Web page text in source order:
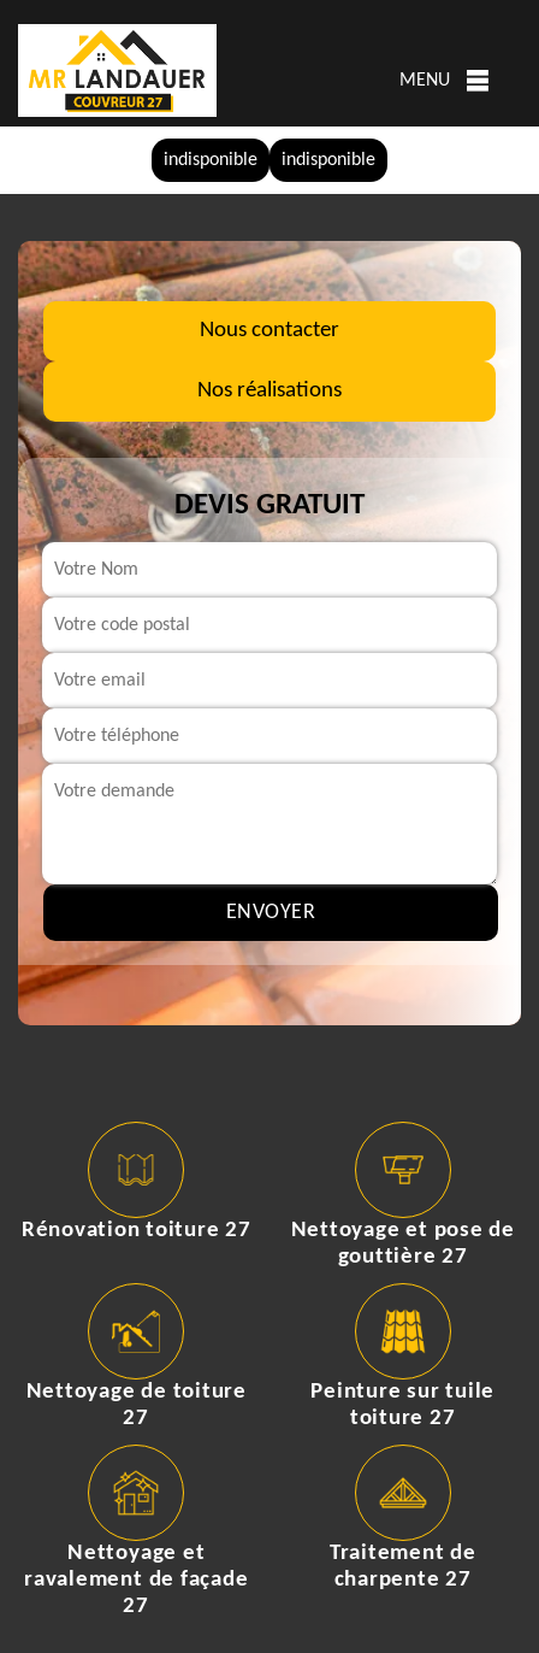
indisponible indisponible
MENU
Nous contacter
Nos réalisations
DEVIS GRATUIT
Rénovation toiture 27
Nettoyage et pose de
gouttière 27
Nettoyage de toiture
27
Peinture sur tuile
toiture 27
Nettoyage et
ravalement de façade
27
Traitement de
charpente 27